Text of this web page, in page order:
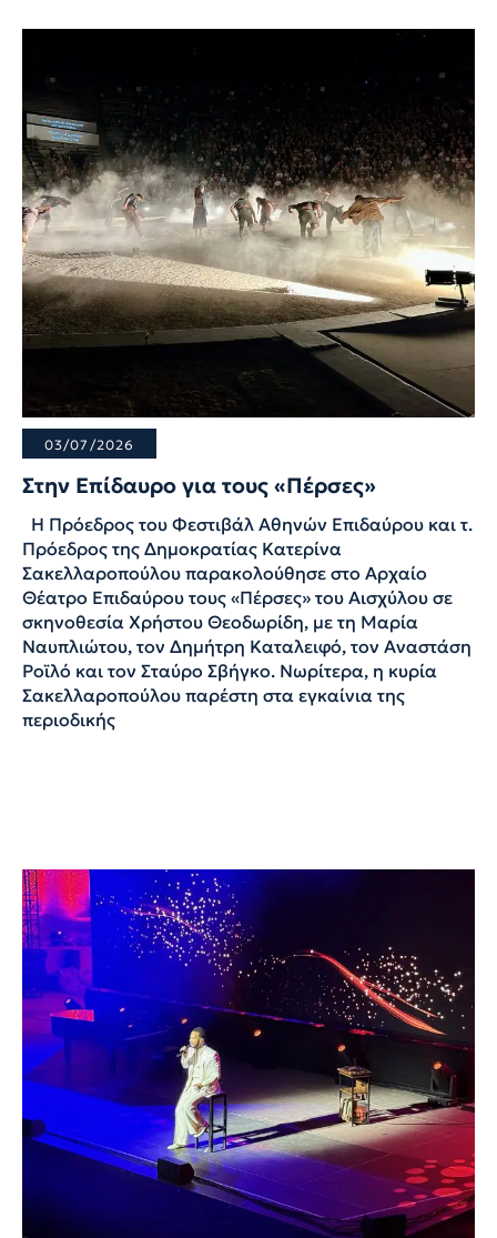
03/07/2026
Στην Επίδαυρο για τους «Πέρσες»
Η Πρόεδρος του Φεστιβάλ Αθηνών Επιδαύρου και τ.
Πρόεδρος της Δημοκρατίας Κατερίνα
Σακελλαροπούλου παρακολούθησε στο Αρχαίο
Θέατρο Επιδαύρου τους «Πέρσες» του Αισχύλου σε
σκηνοθεσία Χρήστου Θεοδωρίδη, με τη Μαρία
Ναυπλιώτου, τον Δημήτρη Καταλειφό, τον Αναστάση
Ροϊλό και τον Σταύρο Σβήγκο. Νωρίτερα, η κυρία
Σακελλαροπούλου παρέστη στα εγκαίνια της
περιοδικής